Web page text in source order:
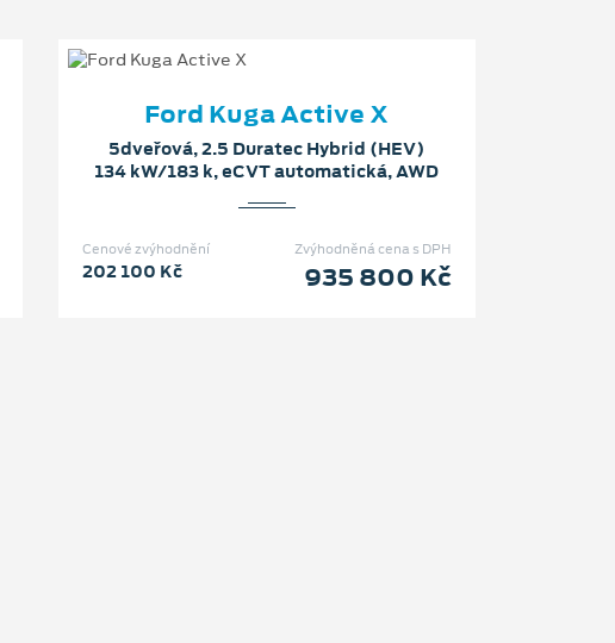
Ford Kuga Active X
5dveřová, 2.5 Duratec Hybrid (HEV)
134 kW/183 k, eCVT automatická, AWD
Zvýhodněná cena s DPH
935 800 Kč
Cenové zvýhodnění
202 100 Kč